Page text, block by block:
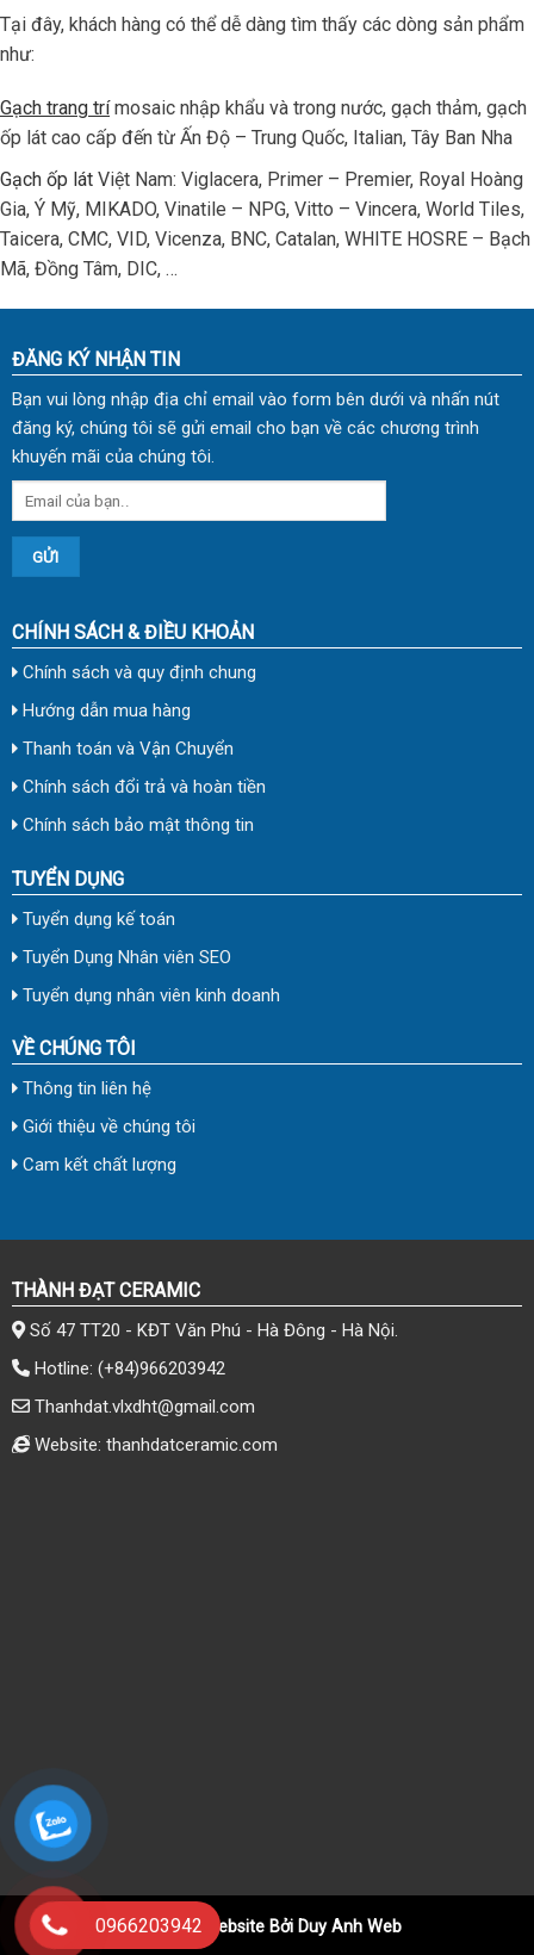
Tại đây, khách hàng có thể dễ dàng tìm thấy các dòng sản phẩm
như:
Gạch trang trímosaic nhập khẩu và trong nước, gạch thảm, gạch
ốp lát cao cấp đến từ Ấn Độ – Trung Quốc, Italian, Tây Ban Nha
Gạch ốp lát Việt Nam: Viglacera, Primer – Premier, Royal Hoàng
Gia, Ý Mỹ, MIKADO, Vinatile – NPG, Vitto – Vincera, World Tiles,
Taicera, CMC, VID, Vicenza, BNC, Catalan, WHITE HOSRE – Bạch
Mã, Đồng Tâm, DIC, …
ĐĂNG KÝ NHẬN TIN
Bạn vui lòng nhập địa chỉ email vào form bên dưới và nhấn nút
đăng ký, chúng tôi sẽ gửi email cho bạn về các chương trình
khuyến mãi của chúng tôi.
CHÍNH SÁCH & ĐIỀU KHOẢN
Chính sách và quy định chung
Hướng dẫn mua hàng
Thanh toán và Vận Chuyển
Chính sách đổi trả và hoàn tiền
Chính sách bảo mật thông tin
TUYỂN DỤNG
Tuyển dụng kế toán
Tuyển Dụng Nhân viên SEO
Tuyển dụng nhân viên kinh doanh
VỀ CHÚNG TÔI
Thông tin liên hệ
Giới thiệu về chúng tôi
Cam kết chất lượng
THÀNH ĐẠT CERAMIC
Số 47 TT20 - KĐT Văn Phú - Hà Đông - Hà Nội.
Hotline: (+84)966203942
Thanhdat.vlxdht@gmail.com
Website: thanhdatceramic.com
0966203942
Thiết Kế Website Bởi Duy Anh Web